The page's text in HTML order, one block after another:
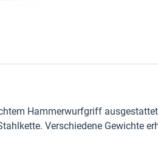
Hammerwurfgriff
Verschiedene Gewichte